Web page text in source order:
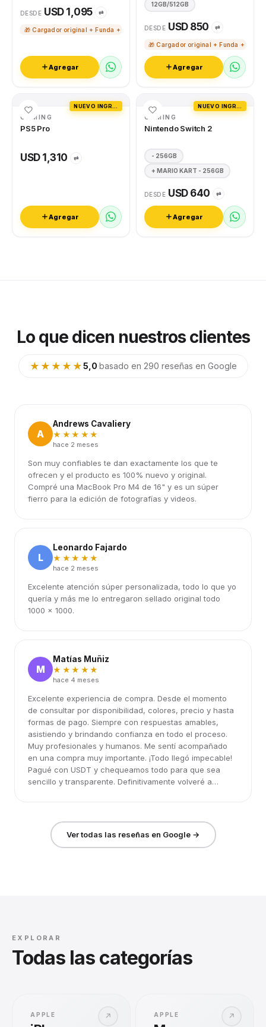
DESDE USD 1,095 ⇄
🎁 Cargador original + Funda + Vidrio templado
Agregar
12GB/512GB
DESDE USD 850 ⇄
🎁 Cargador original + Funda +
Agregar
GAMING
PS5 Pro
USD 1,310 ⇄
Agregar
GAMING
Nintendo Switch 2
- 256GB
+ MARIO KART - 256GB
DESDE USD 640 ⇄
Agregar
Lo que dicen nuestros clientes
★★★★★5,0·basado en 290 reseñas en Google
A
Andrews Cavaliery
★★★★★
hace 2 meses
Son muy confiables te dan exactamente los que te
ofrecen y el producto es 100% nuevo y original.
Compré una MacBook Pro M4 de 16" y es un súper
fierro para la edición de fotografías y videos.
L
Leonardo Fajardo
★★★★★
hace 2 meses
Excelente atención súper personalizada, todo lo que yo
quería y más me lo entregaron sellado original todo
1000 x 1000.
M
Matías Muñiz
★★★★★
hace 4 meses
Excelente experiencia de compra. Desde el momento
de consultar por disponibilidad, colores, precio y hasta
formas de pago. Siempre con respuestas amables,
asistiendo y brindando confianza en todo el proceso.
Muy profesionales y humanos. Me sentí acompañado
en una compra muy importante. ¡Todo llegó impecable!
Pagué con USDT y chequeamos todo para que sea
sencillo y transparente. Definitivamente volveré a
Ver todas las reseñas en Google →
EXPLORAR
Todas las categorías
↗
APPLE ↗
APPLE